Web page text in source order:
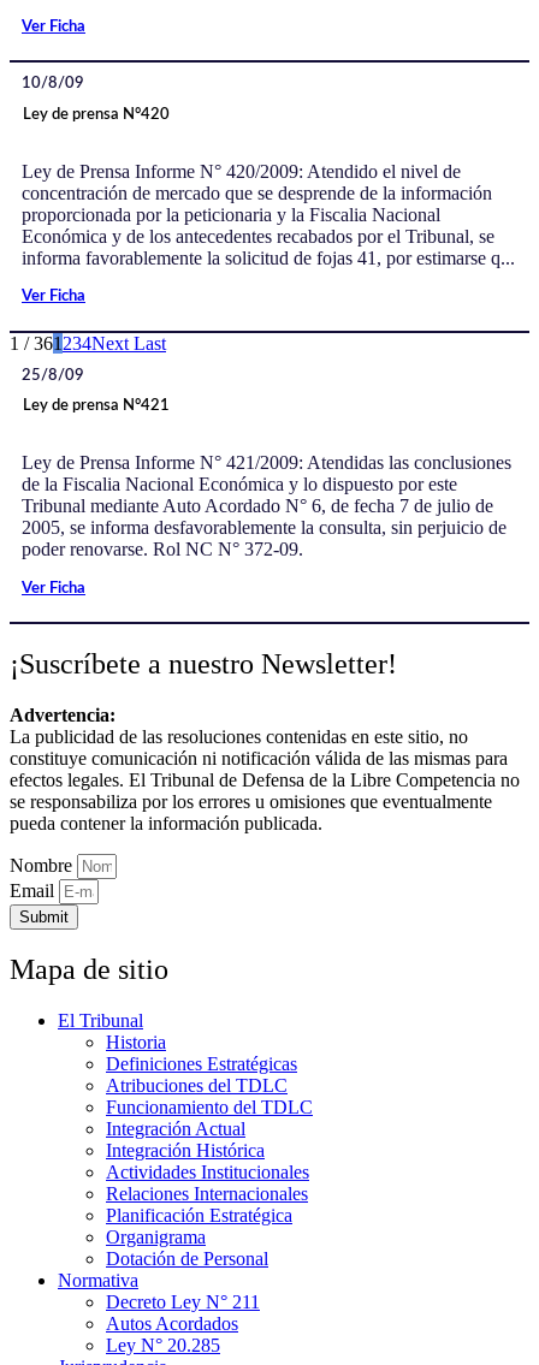
Ver Ficha
10/8/09
Ley de prensa N°420
Ley de Prensa Informe N° 420/2009: Atendido el nivel de
concentración de mercado que se desprende de la información
proporcionada por la peticionaria y la Fiscalia Nacional
Económica y de los antecedentes recabados por el Tribunal, se
informa favorablemente la solicitud de fojas 41, por estimarse q...
Ver Ficha
1 / 361 234Next Last
25/8/09
Ley de prensa N°421
Ley de Prensa Informe N° 421/2009: Atendidas las conclusiones
de la Fiscalia Nacional Económica y lo dispuesto por este
Tribunal mediante Auto Acordado N° 6, de fecha 7 de julio de
2005, se informa desfavorablemente la consulta, sin perjuicio de
poder renovarse. Rol NC N° 372-09.
Ver Ficha
¡Suscríbete a nuestro Newsletter!
Advertencia:
La publicidad de las resoluciones contenidas en este sitio, no
constituye comunicación ni notificación válida de las mismas para
efectos legales. El Tribunal de Defensa de la Libre Competencia no
se responsabiliza por los errores u omisiones que eventualmente
pueda contener la información publicada.
Nombre
Email
Submit
Mapa de sitio
El Tribunal
Historia
Definiciones Estratégicas
Atribuciones del TDLC
Funcionamiento del TDLC
Integración Actual
Integración Histórica
Actividades Institucionales
Relaciones Internacionales
Planificación Estratégica
Organigrama
Dotación de Personal
Normativa
Decreto Ley N° 211
Autos Acordados
Ley N° 20.285